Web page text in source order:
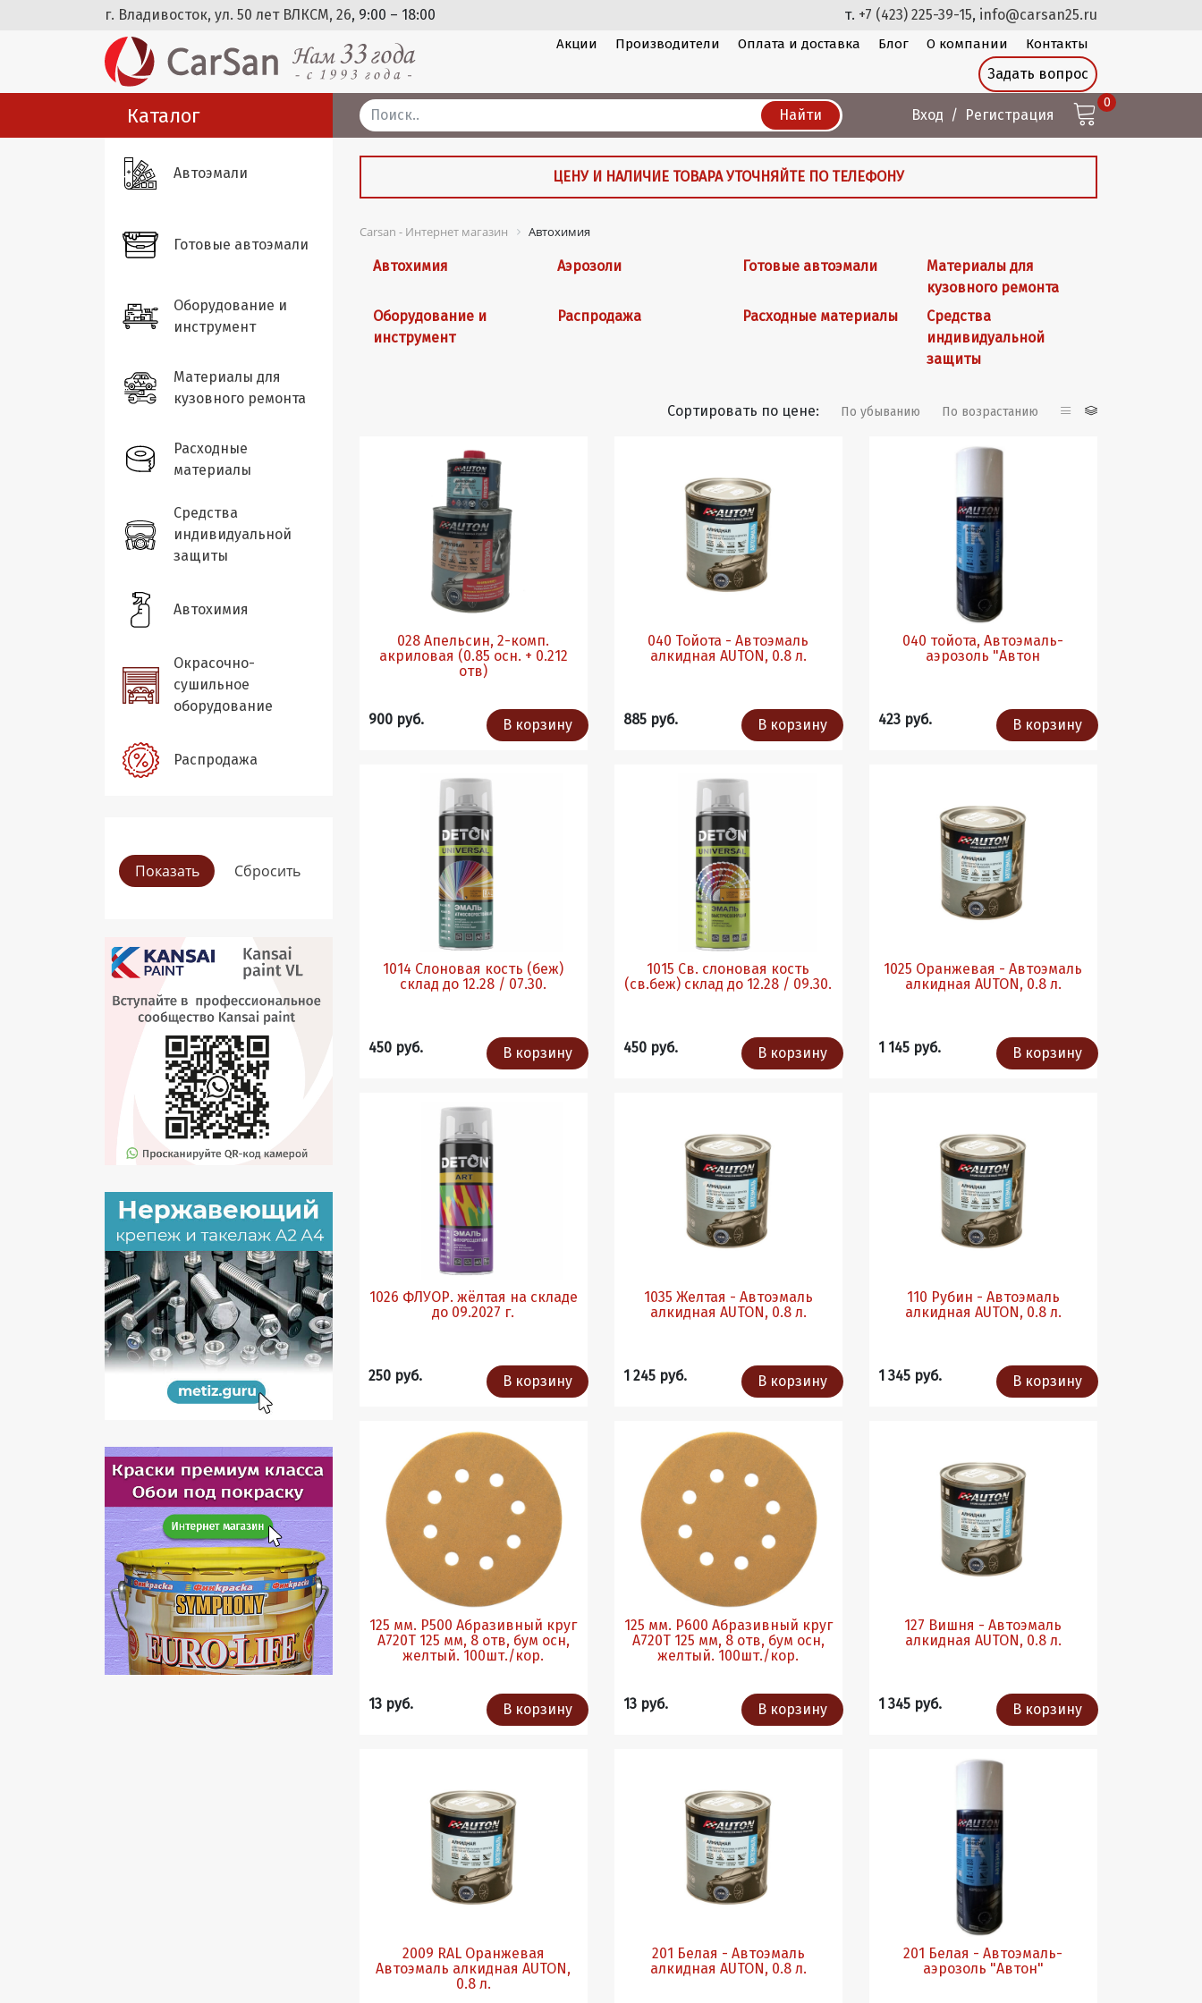
г. Владивосток, ул. 50 лет ВЛКСМ, 26, 9:00 – 18:00 т. +7 (423) 225-39-15, info@carsan25.ru
Акции Производители Оплата и доставка Блог О компании Контакты
Задать вопрос
Каталог Найти Вход Регистрация
0
Автоэмали
Готовые автоэмали
Оборудование и
инструмент
Материалы для
кузовного ремонта
Расходные
материалы
Средства
индивидуальной
защиты
Автохимия
Окрасочно-
сушильное
оборудование
Распродажа
ЦЕНУ И НАЛИЧИЕ ТОВАРА УТОЧНЯЙТЕ ПО ТЕЛЕФОНУ
Carsan - Интернет магазин Автохимия
Автохимия Аэрозоли Готовые автоэмали
Материалы для
кузовного ремонта
Оборудование и
инструмент
Распродажа Расходные материалы
Средства
индивидуальной
защиты
Сортировать по цене: По убыванию По возрастанию
028 Апельсин, 2-комп.
акриловая (0.85 осн. + 0.212
отв)
900 руб. В корзину
040 Тойота - Автоэмаль
алкидная AUTON, 0.8 л.
885 руб. В корзину
040 тойота, Автоэмаль-
аэрозоль "Автон
423 руб. В корзину
1014 Слоновая кость (беж)
склад до 12.28 / 07.30.
450 руб. В корзину
1015 Св. слоновая кость
(св.беж) склад до 12.28 / 09.30.
450 руб. В корзину
1025 Оранжевая - Автоэмаль
алкидная AUTON, 0.8 л.
1 145 руб. В корзину
1026 ФЛУОР. жёлтая на складе
до 09.2027 г.
250 руб. В корзину
1035 Желтая - Автоэмаль
алкидная AUTON, 0.8 л.
1 245 руб. В корзину
110 Рубин - Автоэмаль
алкидная AUTON, 0.8 л.
1 345 руб. В корзину
125 мм. Р500 Абразивный круг
A720T 125 мм, 8 отв, бум осн,
желтый. 100шт./кор.
13 руб. В корзину
125 мм. Р600 Абразивный круг
A720T 125 мм, 8 отв, бум осн,
желтый. 100шт./кор.
13 руб. В корзину
127 Вишня - Автоэмаль
алкидная AUTON, 0.8 л.
1 345 руб. В корзину
2009 RAL Оранжевая
Автоэмаль алкидная AUTON,
0.8 л.
201 Белая - Автоэмаль
алкидная AUTON, 0.8 л.
201 Белая - Автоэмаль-
аэрозоль "Автон"